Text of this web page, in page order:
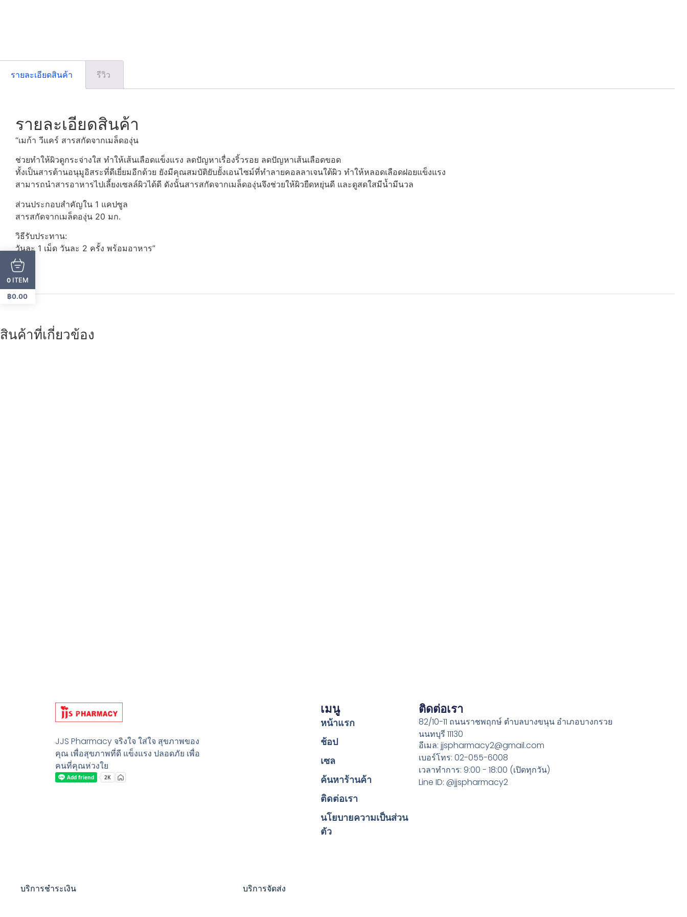
รายละเอียดสินค้า รีวิว
รายละเอียดสินค้า
“เมก้า วีแคร์ สารสกัดจากเมล็ดองุ่น
ช่วยทำให้ผิวดูกระจ่างใส ทำให้เส้นเลือดแข็งแรง ลดปัญหาเรื่องริ้วรอย ลดปัญหาเส้นเลือดขอด
ทั้งเป็นสารต้านอนุมูอิสระที่ดีเยี่ยมอีกด้วย ยังมีคุณสมบัติยับยั้งเอนไซม์ที่ทำลายคอลลาเจนใต้ผิว ทำให้หลอดเลือดฝอยแข็งแรง
สามารถนำสารอาหารไปเลี้ยงเซลล์ผิวได้ดี ดังนั้นสารสกัดจากเมล็ดองุ่นจึงช่วยให้ผิวยืดหยุ่นดี และดูสดใสมีน้ำมีนวล
ส่วนประกอบสำคัญใน 1 แคปซูล
สารสกัดจากเมล็ดองุ่น 20 มก.
วิธีรับประทาน:
วันละ 1 เม็ด วันละ 2 ครั้ง พร้อมอาหาร”
สินค้าที่เกี่ยวข้อง
JJS Pharmacy จริงใจ ใส่ใจ สุขภาพของ
คุณ เพื่อสุขภาพที่ดี แข็งแรง ปลอดภัย เพื่อ
คนที่คุณห่วงใย
เมนู
หน้าแรก
ช้อป
เซล
ค้นหาร้านค้า
ติดต่อเรา
นโยบายความเป็นส่วน
ตัว
ติดต่อเรา
82/10-11 ถนนราชพฤกษ์ ตำบลบางขนุน อำเภอบางกรวย
นนทบุรี 11130
อีเมล: jjspharmacy2@gmail.com
เบอร์โทร: 02-055-6008
เวลาทำการ: 9:00 - 18:00 (เปิดทุกวัน)
Line ID: @jjspharmacy2
บริการชำระเงิน บริการจัดส่ง
0 ITEM
฿0.00